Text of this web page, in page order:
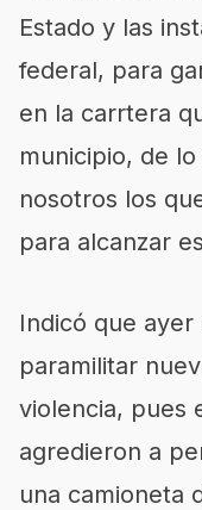
Estado y las
federal, para
en la carrtera
municipio, de
nosotros los
para alcanzar
Indicó que
paramilitar
violencia, pues
agredieron a
una camioneta